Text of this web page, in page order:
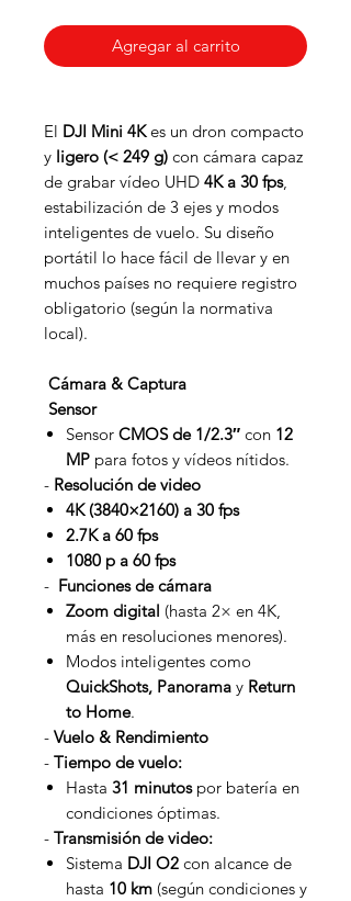
Agregar al carrito
El DJI Mini 4Kes un dron compacto
y ligero (< 249 g) con cámara capaz
de grabar vídeo UHD 4K a 30 fps,
estabilización de 3 ejes y modos
inteligentes de vuelo. Su diseño
portátil lo hace fácil de llevar y en
muchos países no requiere registro
obligatorio (según la normativa
local).
Cámara & Captura
Sensor
Sensor CMOS de 1/2.3″ con 12
MP para fotos y vídeos nítidos.
- Resolución de video
4K (3840×2160) a 30 fps
2.7K a 60 fps
1080 p a 60 fps
- Funciones de cámara
Zoom digital (hasta 2× en 4K,
más en resoluciones menores).
Modos inteligentes como
QuickShots, Panorama y Return
to Home.
- Vuelo & Rendimiento
- Tiempo de vuelo:
Hasta 31 minutospor batería en
condiciones óptimas.
- Transmisión de video:
Sistema DJI O2 con alcance de
hasta 10 km (según condiciones y